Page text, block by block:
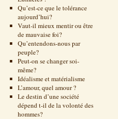
Qu’est-ce que le tolérance
aujourd’hui?
Vaut-il mieux mentir ou être
de mauvaise foi?
Qu’entendons-nous par
peuple?
Peut-on se changer soi-
même?
Idéalisme et matérialisme
L’amour, quel amour ?
Le destin d’une société
dépend t-il de la volonté des
hommes?